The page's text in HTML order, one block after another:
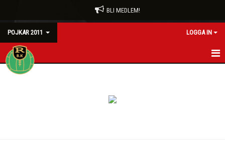
BLI MEDLEM!
POJKAR 2011 LOGGA IN
HEM